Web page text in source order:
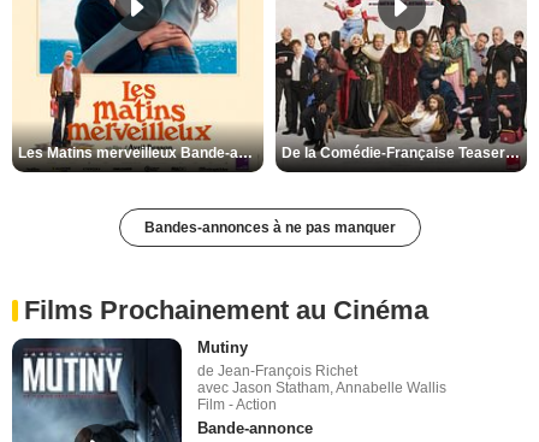
Les Matins merveilleux Bande-annonce VF De la Comédie-Française Teaser VF
Bandes-annonces à ne pas manquer
Films Prochainement au Cinéma
Mutiny
de Jean-François Richet
avec Jason Statham, Annabelle Wallis
Film - Action
Bande-annonce